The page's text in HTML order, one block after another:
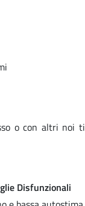
o con altri noi ti
Disfunzionali